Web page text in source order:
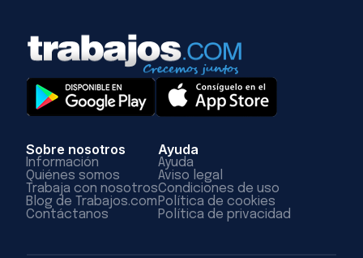
Sobre nosotros
Información
Quiénes somos
Trabaja con nosotros
Blog de Trabajos.com
Contáctanos
Ayuda
Ayuda
Aviso legal
Condiciones de uso
Política de cookies
Política de privacidad